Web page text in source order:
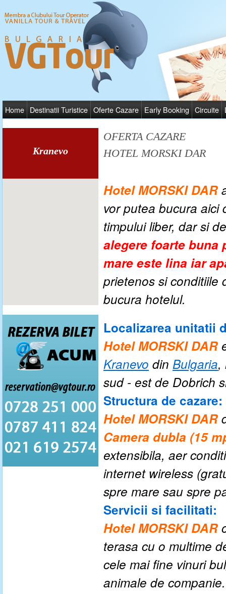
Home Destinatii Turistice Oferte Cazare Early Booking Circuite
Kranevo
OFERTA CAZARE
HOTEL MORSKI DAR
Hotel MORSKI DAR
vor putea bucura aici
timpului liber, dar si
alegere foarte
mare este lina iar
prietenos si conditiile
bucura hotelul.
Localizarea unitatii
Hotel MORSKI DAR
Kranevo din Bulgaria,
sud - est de Dobrich
Structura de cazare:
Hotel MORSKI DAR
Camera dubla (15
extensibila, aer
internet wireless
spre mare sau spre
Servicii si facilitati:
Hotel MORSKI DAR
terasa cu o multime
cele mai fine vinuri
animale de